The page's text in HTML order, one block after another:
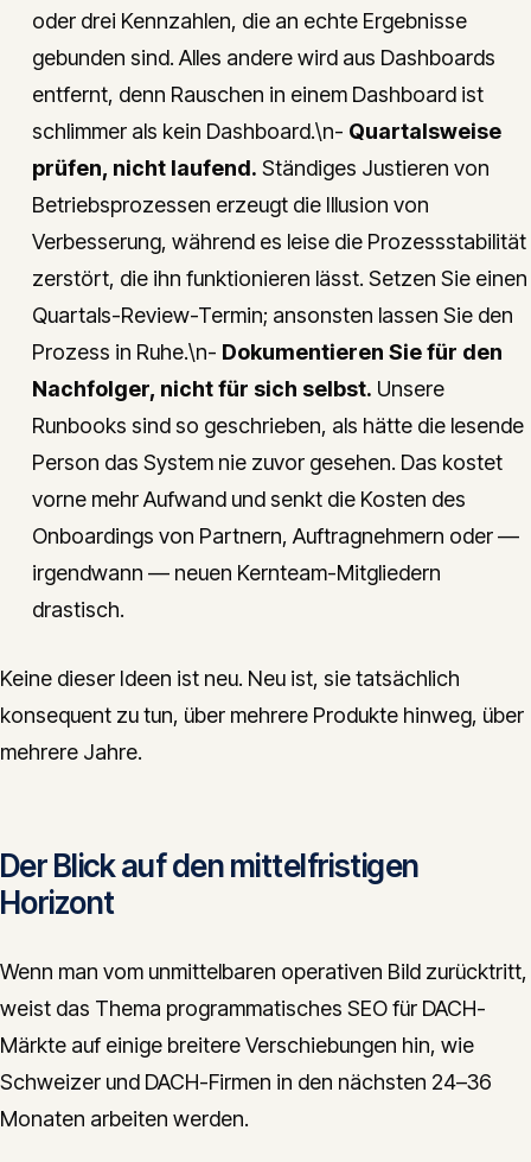
oder drei Kennzahlen, die an echte Ergebnisse
gebunden sind. Alles andere wird aus Dashboards
entfernt, denn Rauschen in einem Dashboard ist
schlimmer als kein Dashboard.\n- Quartalsweise
prüfen, nicht laufend. Ständiges Justieren von
Betriebsprozessen erzeugt die Illusion von
Verbesserung, während es leise die Prozessstabilität
zerstört, die ihn funktionieren lässt. Setzen Sie einen
Quartals-Review-Termin; ansonsten lassen Sie den
Prozess in Ruhe.\n- Dokumentieren Sie für den
Nachfolger, nicht für sich selbst. Unsere
Runbooks sind so geschrieben, als hätte die lesende
Person das System nie zuvor gesehen. Das kostet
vorne mehr Aufwand und senkt die Kosten des
Onboardings von Partnern, Auftragnehmern oder —
irgendwann — neuen Kernteam-Mitgliedern
drastisch.
Keine dieser Ideen ist neu. Neu ist, sie tatsächlich
konsequent zu tun, über mehrere Produkte hinweg, über
mehrere Jahre.
Der Blick auf den mittelfristigen
Horizont
Wenn man vom unmittelbaren operativen Bild zurücktritt,
weist das Thema programmatisches SEO für DACH-
Märkte auf einige breitere Verschiebungen hin, wie
Schweizer und DACH-Firmen in den nächsten 24–36
Monaten arbeiten werden.